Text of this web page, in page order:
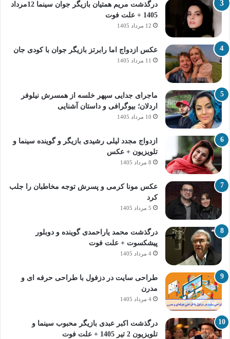
درگذشت مریم همتیان بازیگر جوان سینما 12مرداد
1405 + علت فوت
12 مرداد 1405
عکس ازدواج اما رابرتز بازیگر جوان با کودی جان
11 مرداد 1405
ماجرای جدایی سپهر خلسه از همسرش نیلوفر
اردلان؛ بیوگرافی و داستان آشنایی
10 مرداد 1405
ازدواج مجدد لیلی رشیدی بازیگر و گوینده سینما و
تلویزیون + عکس
8 مرداد 1405
عکس مونا کرمی و پسرش توجه مخاطبان را جلب
کرد
5 مرداد 1405
درگذشت محمد یاراحمدی گوینده و دوبلور
پیشکسوت + علت فوت
4 مرداد 1405
طراحی سایت در دزفول با طراحی حرفه‌ ای و
مدرن
4 مرداد 1405
درگذشت اکبر عبدی بازیگر محبوب سینما و
تلویزیون 2 تیر 1405 + علت فوت